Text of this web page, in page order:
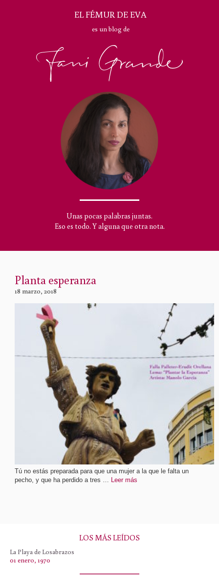
EL FÉMUR DE EVA
es un blog de
Unas pocas palabras juntas.
Eso es todo. Y alguna que otra nota.
Planta esperanza
18 marzo, 2018
Tú no estás preparada para que una mujer a la que le falta un
pecho, y que ha perdido a tres … Leer más
LOS MÁS LEÍDOS
La Playa de Losabrazos
01 enero, 1970